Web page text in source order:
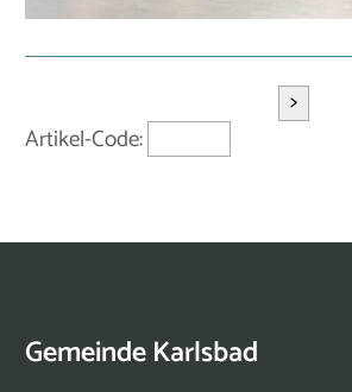
Artikel-Code:
>
Gemeinde Karlsbad